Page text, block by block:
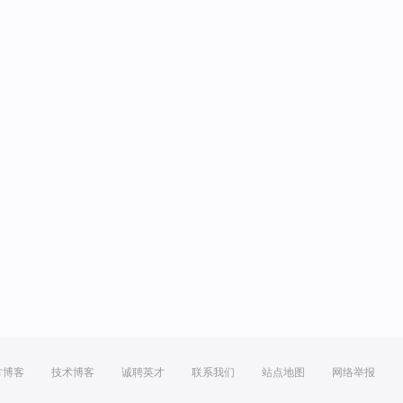
博客 技术博客 诚聘英才 联系我们 站点地图 网络举报